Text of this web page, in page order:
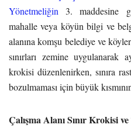
Yönetmeliğin 3. maddesine
mahalle veya köyün bilgi ve
alanına komşu belediye ve
sınırları zemine uygulanarak
krokisi düzenlenirken, sınıra
bozulmaması için büyük
Çalışma Alanı Sınır Krokisi